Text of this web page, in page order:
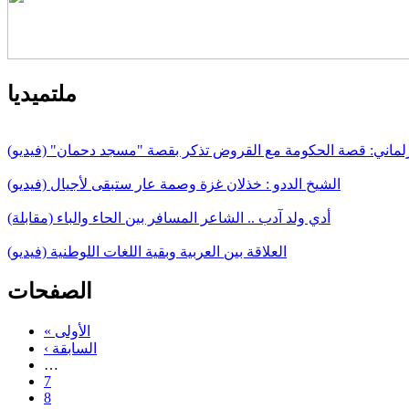
ملتميديا
قصة الحكومة مع القروض تذكر بقصة "مسجد دحمان" (فيديو)
الشيخ الددو : خذلان غزة وصمة عار ستبقى لأجيال (فيديو)
أدي ولد آدب .. الشاعر المسافر بين الحاء والباء (مقابلة)
العلاقة بين العربية وبقية اللغات اللوطنية (فيديو)
الصفحات
« الأولى
‹ السابقة
…
7
8